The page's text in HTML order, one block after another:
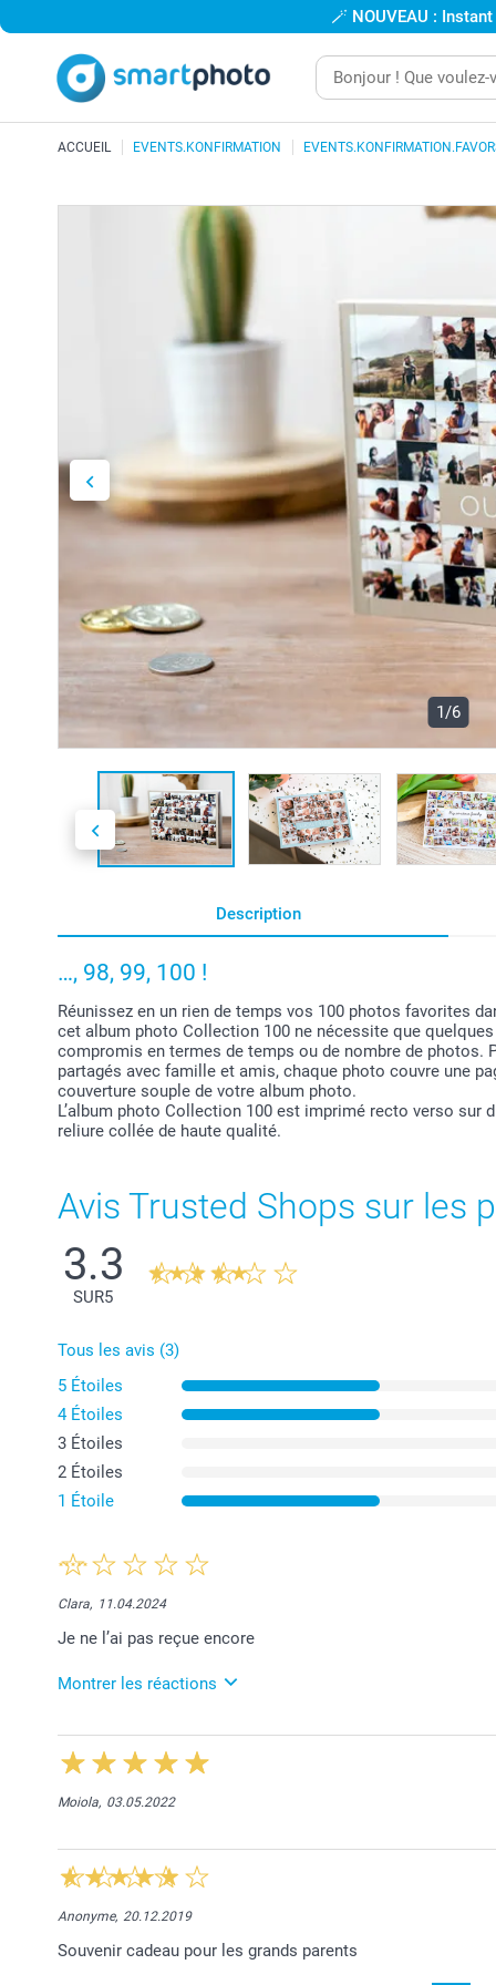
🪄 NOUVEAU :
ACCUEIL EVENTS.KONFIRMATION
1/6
Description
…, 98, 99, 100 !
Réunissez en un rien de temps vos 100 photos favorites
cet album photo Collection 100 ne nécessite que
compromis en termes de temps ou de nombre de photos.
partagés avec famille et amis, chaque photo couvre une
couverture souple de votre album photo.
L’album photo Collection 100 est imprimé recto verso sur
reliure collée de haute qualité.
Avis Trusted Shops sur les
3.3
SUR5
Tous les avis (3)
5 Étoiles
4 Étoiles
3 Étoiles
2 Étoiles
1 Étoile
Clara, 11.04.2024
Je ne l’ai pas reçue encore
Montrer les réactions
18.04.2024
Chère Madame, le colis s’est malheureusement
en excuser. Comme nous pouvons le constater,
service client et vous recevrez gratuitement une
Moiola, 03.05.2022
Anonyme, 20.12.2019
Souvenir cadeau pour les grands parents